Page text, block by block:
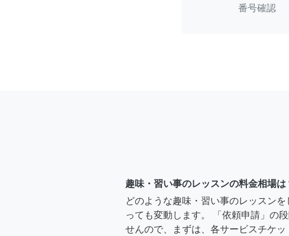
番号確認
趣味・習い事のレッスンの料金相場は
どのような趣味・習い事のレッスン
っても変動します。 「依頼申請」の
せんので、まずは、各サービスチケ